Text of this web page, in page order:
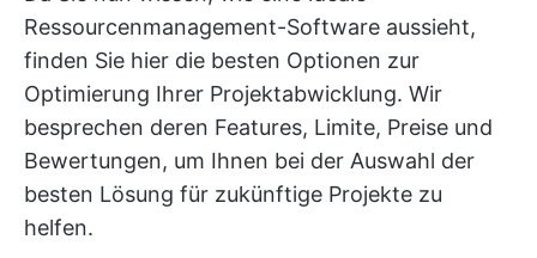
Ressourcenmanagement-Software aussieht,
finden Sie hier die besten Optionen zur
Optimierung Ihrer Projektabwicklung. Wir
besprechen deren Features, Limite, Preise und
Bewertungen, um Ihnen bei der Auswahl der
besten Lösung für zukünftige Projekte zu
helfen.